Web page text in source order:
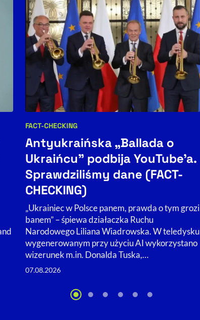
Kategorie artykułu:
FACT-CHECKING
Antyukraińska „Ballada o
Ukraińcu” podbija YouTube'a.
Sprawdziliśmy dane (FACT-
CHECKING)
„Ukrainiec w Polsce panem, prawda o tym grozi
banem” – śpiewa działaczka Ruchu
Narodowego Liliana Wiadrowska. W teledysku
wygenerowanym przy użyciu AI wykorzystano
wizerunek m.in. Donalda Tuska,…
07.08.2026